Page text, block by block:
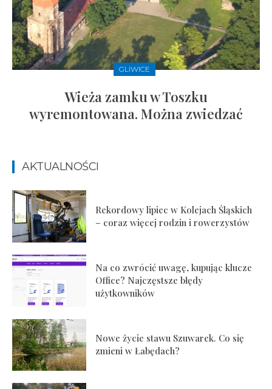
GLIWICE
Wieża zamku w Toszku
wyremontowana. Można zwiedzać
AKTUALNOŚCI
Rekordowy lipiec w Kolejach Śląskich
– coraz więcej rodzin i rowerzystów
Na co zwrócić uwagę, kupując klucze
Office? Najczęstsze błędy
użytkowników
Nowe życie stawu Szuwarek. Co się
zmieni w Łabędach?